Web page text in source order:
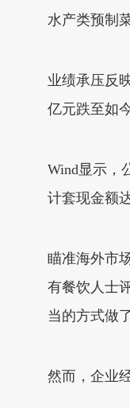
水产类预制
业绩承压反
亿元跌至如
Wind显示，
计套现金额
瞄准海外市
有餐饮人士
当的方式做
然而，企业